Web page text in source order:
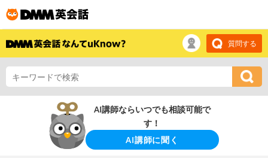
質問する
AI講師ならいつでも相談可能で
す！
AI講師に聞く